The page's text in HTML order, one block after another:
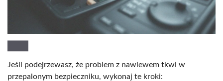
Jeśli podejrzewasz, że problem z nawiewem tkwi w
przepalonym bezpieczniku, wykonaj te kroki: